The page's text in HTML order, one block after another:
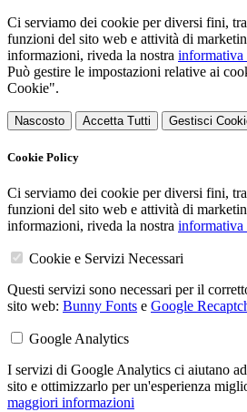
Ci serviamo dei cookie per diversi fini,
funzioni del sito web e attività di
informazioni, riveda la nostra informativa
Può gestire le impostazioni relative ai
Cookie".
Nascosto Accetta Tutti Gestisci
Cookie Policy
Ci serviamo dei cookie per diversi fini,
funzioni del sito web e attività di
informazioni, riveda la nostra informativa
Cookie e Servizi Necessari
Questi servizi sono necessari per il
sito web: Bunny Fonts e Google
Google Analytics
I servizi di Google Analytics ci aiutano
sito e ottimizzarlo per un'esperienza
maggiori informazioni